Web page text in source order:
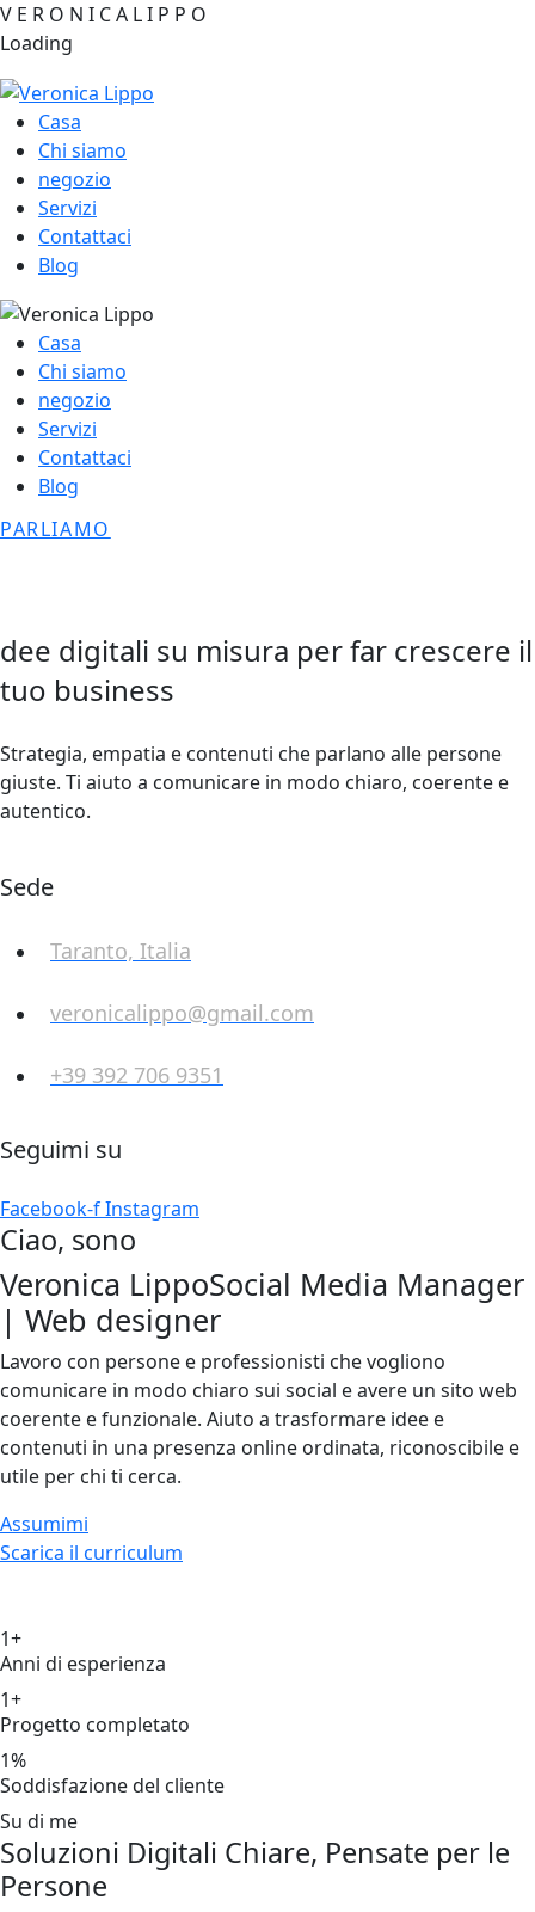
V E R O N I CA LI P P O
Loading
Casa
Chi siamo
negozio
Servizi
Contattaci
Blog
Casa
Chi siamo
negozio
Servizi
Contattaci
Blog
PARLIAMO
dee digitali su misura per far crescere il
tuo business
Strategia, empatia e contenuti che parlano alle persone
giuste. Ti aiuto a comunicare in modo chiaro, coerente e
autentico.
Sede
Taranto, Italia
veronicalippo@gmail.com
+39 392 706 9351
Seguimi su
Facebook-fInstagram
Ciao, sono
Veronica LippoSocial Media Manager
| Web designer
Lavoro con persone e professionisti che vogliono
comunicare in modo chiaro sui social e avere un sito web
coerente e funzionale. Aiuto a trasformare idee e
contenuti in una presenza online ordinata, riconoscibile e
utile per chi ti cerca.
Assumimi
Scarica il curriculum
1+
Anni di esperienza
1+
Progetto completato
1%
Soddisfazione del cliente
Su di me
Soluzioni Digitali Chiare, Pensate per le
Persone